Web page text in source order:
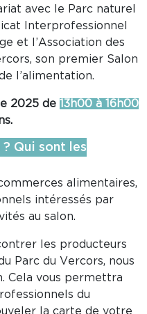
avec le Parc naturel
Interprofessionnel
et l’Association des
son premier Salon
l’alimentation.
2025 de 13h00 à 16h00
Qui sont les
alimentaires,
intéressés par
au salon.
les producteurs
Parc du Vercors, nous
Cela vous permettra
du
la carte de votre